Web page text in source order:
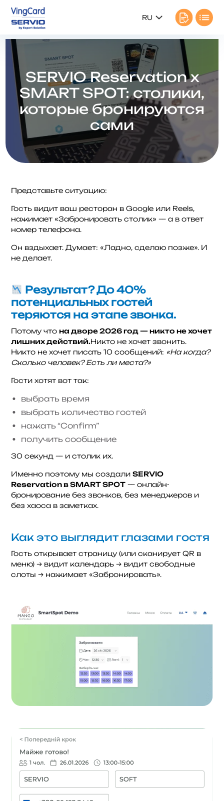
RU
SERVIO Reservation x
SMART SPOT: столики,
которые бронируются
сами
Представьте ситуацию:
Гость видит ваш ресторан в Google или Reels,
нажимает «Забронировать столик» — а в ответ
номер телефона.
Он вздыхает. Думает: «Ладно, сделаю позже». И
не делает.
Результат? До 40%
потенциальных гостей
теряются на этапе звонка.
Потому чтона дворе 2026 год — никто не хочет
лишних действий.Никто не хочет звонить.
Никто не хочет писать 10 сообщений: «На когда?
Сколько человек? Есть ли места?»
Гости хотят вот так:
выбрать время
выбрать количество гостей
нажать “Confirm”
получить сообщение
30 секунд — и столик их.
Именно поэтому мы создалиSERVIO
Reservation в SMART SPOT — онлайн-
бронирование без звонков, без менеджеров и
без хаоса в заметках.
Как это выглядит глазами гостя
Гость открывает страницу (или сканирует QR в
меню) → видит календарь → видит свободные
слоты → нажимает «Забронировать».